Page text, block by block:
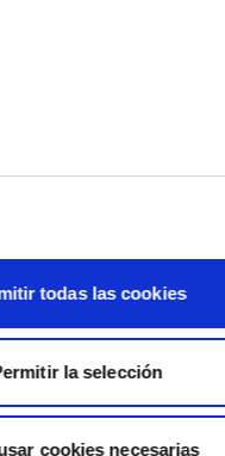
todas las cookies
la selección
cookies necesarias
tratamiento es el
y la correcta
durante un
de atender
del
a